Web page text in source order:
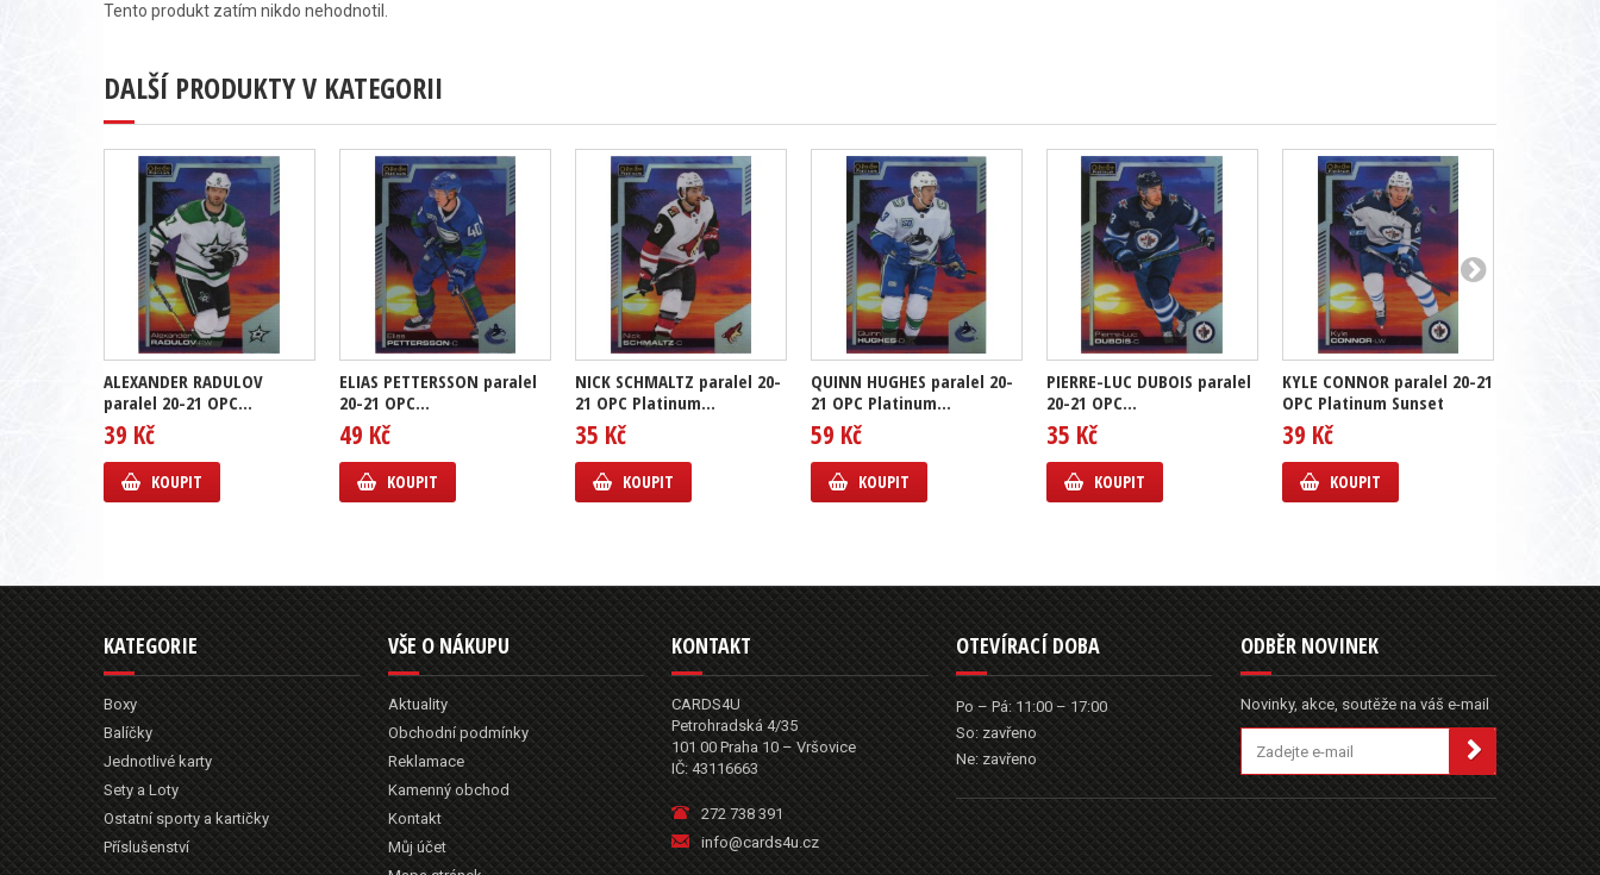
Tento produkt zatím nikdo nehodnotil.
DALŠÍ PRODUKTY V KATEGORII
ALEXANDER RADULOV
paralel 20-21 OPC...
39 Kč
KOUPIT
ELIAS PETTERSSON paralel
20-21 OPC...
49 Kč
KOUPIT
NICK SCHMALTZ paralel 20-
21 OPC Platinum...
35 Kč
KOUPIT
QUINN HUGHES paralel 20-
21 OPC Platinum...
59 Kč
KOUPIT
PIERRE-LUC DUBOIS paralel
20-21 OPC...
35 Kč
KOUPIT
KYLE CONNOR paralel 20-21
OPC Platinum Sunset
39 Kč
KOUPIT
KATEGORIE
Boxy
Balíčky
Jednotlivé karty
Sety a Loty
Ostatní sporty a kartičky
Příslušenství
VŠE O NÁKUPU
Aktuality
Obchodní podmínky
Reklamace
Kamenný obchod
Kontakt
Můj účet
KONTAKT
CARDS4U
Petrohradská 4/35
101 00 Praha 10 – Vršovice
IČ: 43116663
272 738 391
info@cards4u.cz
OTEVÍRACÍ DOBA
Po – Pá: 11:00 – 17:00
So: zavřeno
Ne: zavřeno
ODBĚR NOVINEK
Novinky, akce, soutěže na váš e-mail